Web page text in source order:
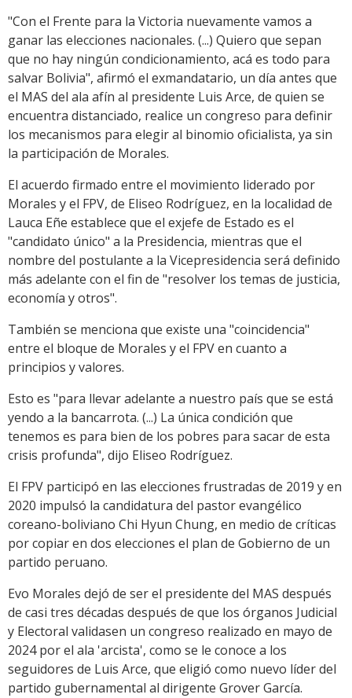
"Con el Frente para la Victoria nuevamente vamos a
ganar las elecciones nacionales. (...) Quiero que sepan
que no hay ningún condicionamiento, acá es todo para
salvar Bolivia", afirmó el exmandatario, un día antes que
el MAS del ala afín al presidente Luis Arce, de quien se
encuentra distanciado, realice un congreso para definir
los mecanismos para elegir al binomio oficialista, ya sin
la participación de Morales.
El acuerdo firmado entre el movimiento liderado por
Morales y el FPV, de Eliseo Rodríguez, en la localidad de
Lauca Eñe establece que el exjefe de Estado es el
"candidato único" a la Presidencia, mientras que el
nombre del postulante a la Vicepresidencia será definido
más adelante con el fin de "resolver los temas de justicia,
economía y otros".
También se menciona que existe una "coincidencia"
entre el bloque de Morales y el FPV en cuanto a
principios y valores.
Esto es "para llevar adelante a nuestro país que se está
yendo a la bancarrota. (...) La única condición que
tenemos es para bien de los pobres para sacar de esta
crisis profunda", dijo Eliseo Rodríguez.
El FPV participó en las elecciones frustradas de 2019 y en
2020 impulsó la candidatura del pastor evangélico
coreano-boliviano Chi Hyun Chung, en medio de críticas
por copiar en dos elecciones el plan de Gobierno de un
partido peruano.
Evo Morales dejó de ser el presidente del MAS después
de casi tres décadas después de que los órganos Judicial
y Electoral validasen un congreso realizado en mayo de
2024 por el ala 'arcista', como se le conoce a los
seguidores de Luis Arce, que eligió como nuevo líder del
partido gubernamental al dirigente Grover García.